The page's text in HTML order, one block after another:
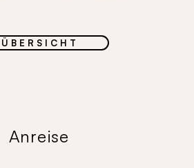
Anreise
Ü B E R S I C H T